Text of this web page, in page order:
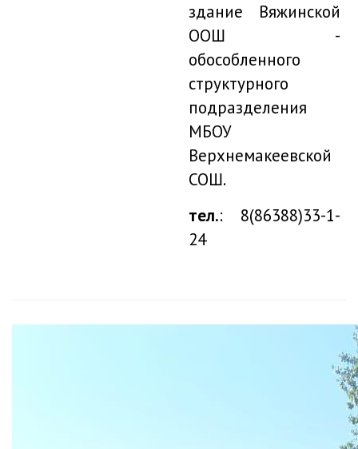
здание Вяжинской
ООШ -
обособленного
структурного
подразделения
МБОУ
Верхнемакеевской
СОШ.
тел.: 8(86388)33-1-
24